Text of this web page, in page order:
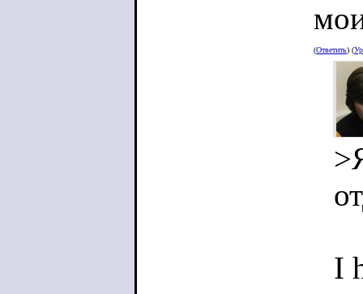
(Ответить) (
I